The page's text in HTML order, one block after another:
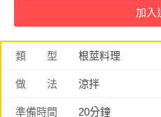
類 型 根莖料理
做 法 涼拌
準備時間 20分鐘